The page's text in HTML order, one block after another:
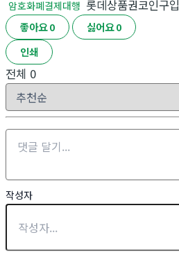
암호화폐결제대행 롯데상품권코인구입
좋아요0 싫어요0
인쇄
전체 0
작성자